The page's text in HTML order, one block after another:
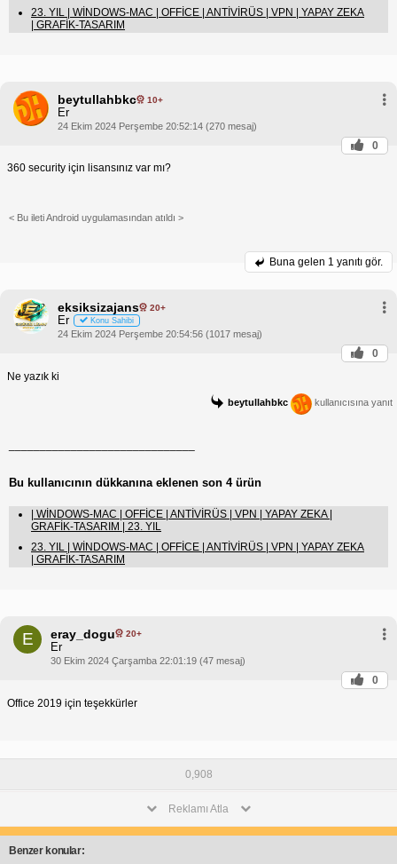
23. YIL | WİNDOWS-MAC | OFFİCE | ANTİVİRÜS | VPN | YAPAY ZEKA
| GRAFİK-TASARIM
beytullahbkc 10+
Er
24 Ekim 2024 Perşembe 20:52:14 (270 mesaj)
0
360 security için lisansınız var mı?
< Bu ileti Android uygulamasından atıldı >
Buna gelen 1 yanıtı gör.
eksiksizajans 20+
Er Konu Sahibi
24 Ekim 2024 Perşembe 20:54:56 (1017 mesaj)
0
Ne yazık ki
beytullahbkc kullanıcısına yanıt
Bu kullanıcının dükkanına eklenen son 4 ürün
| WİNDOWS-MAC | OFFİCE | ANTİVİRÜS | VPN | YAPAY ZEKA |
GRAFİK-TASARIM | 23. YIL
23. YIL | WİNDOWS-MAC | OFFİCE | ANTİVİRÜS | VPN | YAPAY ZEKA
| GRAFİK-TASARIM
E eray_dogu 20+
Er
30 Ekim 2024 Çarşamba 22:01:19 (47 mesaj)
0
Office 2019 için teşekkürler
0,908
Reklamı Atla
Benzer konular: